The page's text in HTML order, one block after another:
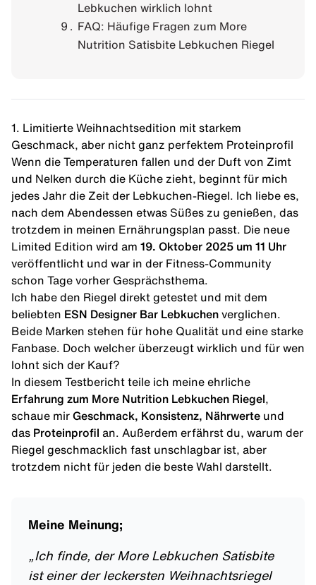
Lebkuchen wirklich lohnt
FAQ: Häufige Fragen zum More
Nutrition Satisbite Lebkuchen Riegel
1. Limitierte Weihnachtsedition mit starkem
Geschmack, aber nicht ganz perfektem Proteinprofil
Wenn die Temperaturen fallen und der Duft von Zimt
und Nelken durch die Küche zieht, beginnt für mich
jedes Jahr die Zeit der Lebkuchen-Riegel. Ich liebe es,
nach dem Abendessen etwas Süßes zu genießen, das
trotzdem in meinen Ernährungsplan passt. Die neue
Limited Edition wird am 19. Oktober 2025 um 11 Uhr
veröffentlicht und war in der Fitness-Community
schon Tage vorher Gesprächsthema.
Ich habe den Riegel direkt getestet und mit dem
beliebten ESN Designer Bar Lebkuchen verglichen.
Beide Marken stehen für hohe Qualität und eine starke
Fanbase. Doch welcher überzeugt wirklich und für wen
lohnt sich der Kauf?
In diesem Testbericht teile ich meine ehrliche
Erfahrung zum More Nutrition Lebkuchen Riegel
schaue mir Geschmack, Konsistenz, Nährwerte und
das Proteinprofil an. Außerdem erfährst du, warum der
Riegel geschmacklich fast unschlagbar ist, aber
trotzdem nicht für jeden die beste Wahl darstellt.
Meine Meinung;
Ich finde, der More Lebkuchen Satisbite
ist einer der leckersten Weihnachtsriegel